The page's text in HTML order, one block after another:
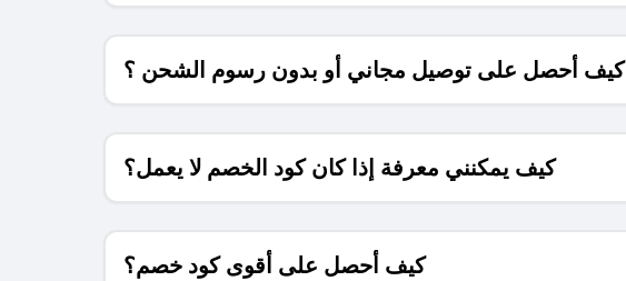
كيف أحصل على توصيل مجاني أو بدون رسوم الشحن ؟
كيف يمكنني معرفة إذا كان كود الخصم لا يعمل؟
كيف أحصل على أقوى كود خصم؟